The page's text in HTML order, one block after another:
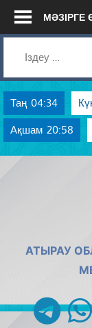
Skip
МӘЗІРГЕ
Таң 04:34
Ақшам 20:58
АТЫРАУ